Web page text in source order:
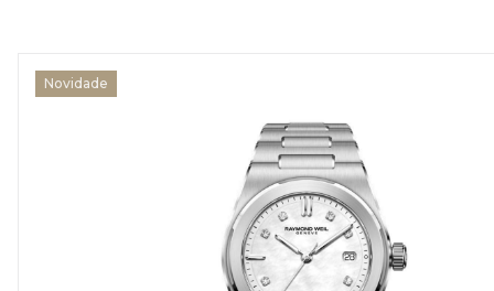
Novidade